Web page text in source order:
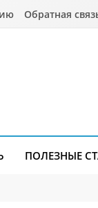
Обратная
ПОЛЕЗНЫЕ